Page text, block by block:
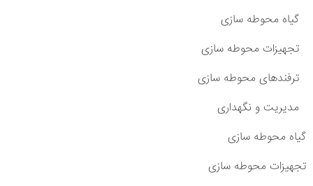
گیاه محوطه سازی
تجهیزات محوطه سازی
ترفندهای محوطه سازی
مدیریت و نگهداری
گیاه محوطه سازی
تجهیزات محوطه سازی